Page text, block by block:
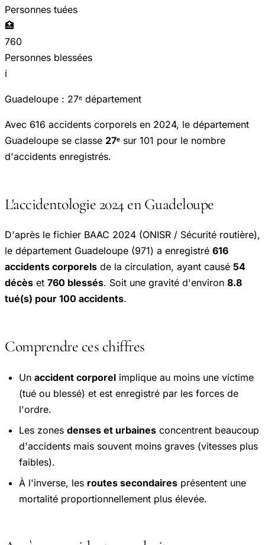
Personnes tuées
🏥
760
Personnes blessées
ℹ️
Guadeloupe : 27ᵉ département
Avec 616 accidents corporels en 2024, le département
Guadeloupe se classe 27ᵉ sur 101 pour le nombre
d'accidents enregistrés.
L'accidentologie 2024 en Guadeloupe
D'après le fichier BAAC 2024 (ONISR / Sécurité routière),
le département Guadeloupe (971) a enregistré 616
accidents corporels de la circulation, ayant causé 54
décès et 760 blessés. Soit une gravité d'environ 8.8
tué(s) pour 100 accidents.
Comprendre ces chiffres
Un accident corporel implique au moins une victime
(tué ou blessé) et est enregistré par les forces de
l'ordre.
Les zones denses et urbaines concentrent beaucoup
d'accidents mais souvent moins graves (vitesses plus
faibles).
À l'inverse, les routes secondaires présentent une
mortalité proportionnellement plus élevée.